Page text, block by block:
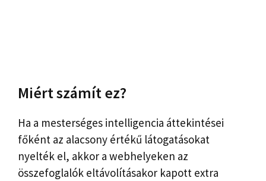
Miért számít ez?
Ha a mesterséges intelligencia áttekintései
főként az alacsony értékű látogatásokat
nyelték el, akkor a webhelyeken az
összefoglalók eltávolításakor kapott extra